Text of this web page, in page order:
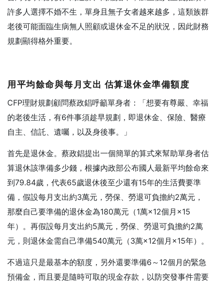
許多人選擇不婚不生，單身且無子女者越來越多，這類族群
老後可能面臨生病無人照顧或退休金不足的狀況，因此財務
規劃顯得格外重要。
用平均餘命與每月支出 估算退休金準備額度
CFP理財規劃顧問蔡政錩呼籲單身者：「想要有尊嚴、幸福
的老後生活，有6件事須趁早規劃，即退休金、保險、醫療
自主、信託、遺囑，以及身後事。」
首先是退休金。蔡政錩提出一個簡單的算式來幫助單身者估
算退休該準備多少錢，根據內政部公布國人最新平均餘命來
到79.84歲，代表65歲退休後至少還有15年的生活費要準
備，假設每月支出約3萬元，勞保、勞退可負擔約2萬元，
那麼自己要準備的退休金為180萬元（1萬×12個月×15
年）。再假設每月支出約5萬元，勞保、勞退可負擔約2萬
元，則退休金需自己準備540萬元（3萬×12個月×15年）。
不過這只是最基本的額度，另外還要準備6～12個月的緊急
預備金，而且要是隨時可取的現金存款，以防突發事件需要